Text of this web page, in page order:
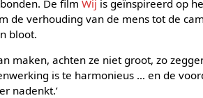
De filmWij is geïnspireerd op
de verhouding van de mens tot de
bloot.
maken, achten ze niet groot, zo
is te harmonieus … en de
nadenkt.’